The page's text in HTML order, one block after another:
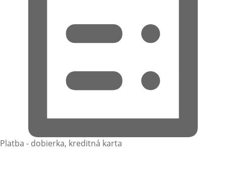
Platba - dobierka, kreditná karta